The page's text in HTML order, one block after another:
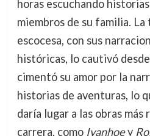
horas escuchando
miembros de su familia.
escocesa, con sus
históricas, lo cautivó
cimentó su amor por la
historias de aventuras, lo
daría lugar a las obras más
carrera, como Ivanhoey